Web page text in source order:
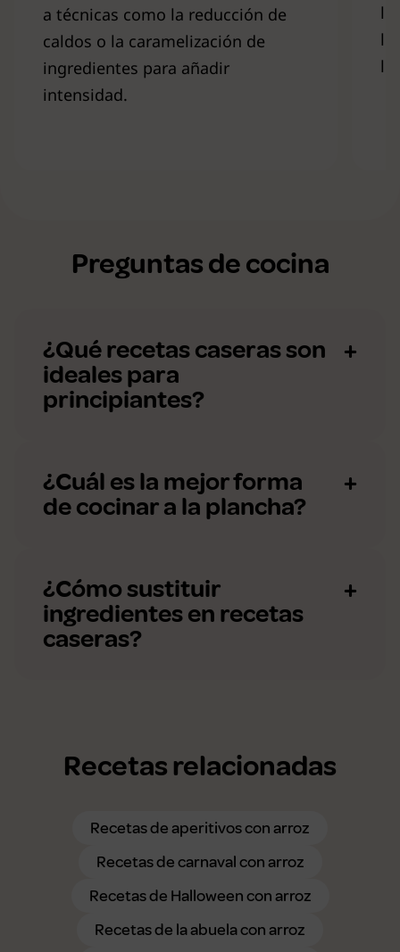
a técnicas como la reducción de
caldos o la caramelización de
ingredientes para añadir
intensidad.
Preguntas de cocina
¿Qué recetas caseras son
ideales para
principiantes?
¿Cuál es la mejor forma
de cocinar a la plancha?
¿Cómo sustituir
ingredientes en recetas
caseras?
Recetas relacionadas
Recetas de aperitivos con arroz
Recetas de carnaval con arroz
Recetas de Halloween con arroz
Recetas de la abuela con arroz